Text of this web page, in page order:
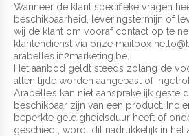
Wanneer de klant specifieke vragen
beschikbaarheid, leveringstermijn of
wij de klant om vooraf contact op te
klantendienst via onze mailbox
arabelles.in2marketing.be.
Het aanbod geldt steeds zolang de
allen tijde worden aangepast of
Arabelle’s kan niet aansprakelijk
beschikbaar zijn van een product.
beperkte geldigheidsduur heeft of
geschiedt, wordt dit nadrukkelijk in het